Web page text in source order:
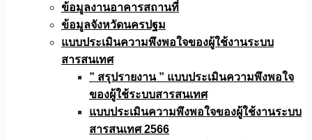
ข้อมูลงานอาคารสถานที่
ข้อมูลจังหวัดนครปฐม
แบบประเมินความพึงพอใจของผู้ใช้งานระบบ
สารสนเทศ
” สรุปรายงาน ” แบบประเมินความพึงพอใจ
ของผู้ใช้ระบบสารสนเทศ
แบบประเมินความพึงพอใจของผู้ใช้งานระบบ
สารสนเทศ 2566